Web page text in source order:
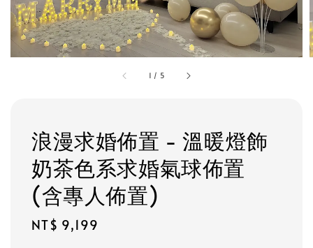
1 / 5
浪漫求婚佈置 - 溫暖燈飾
奶茶色系求婚氣球佈置
(含專人佈置)
Regular
NT$ 9,199